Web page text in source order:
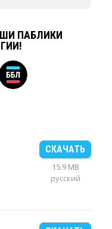
ПАБЛИКИ
СКАЧАТЬ
15.9 MB
русский